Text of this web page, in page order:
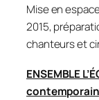
Mise en
2015,
chanteurs et
ENSEMBLE